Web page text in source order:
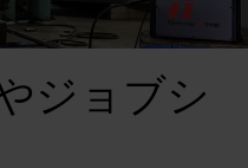
Xnetログイン
ジョブシ